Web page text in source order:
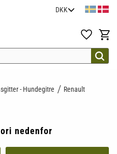
Favoritter
- Hundegitre
Renault
nedenfor